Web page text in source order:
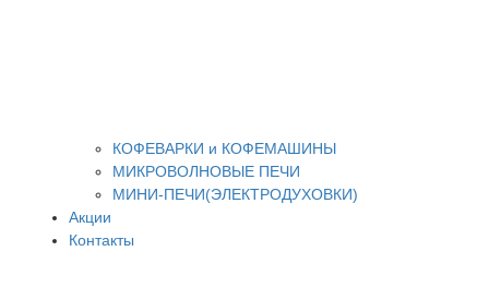
КОФЕВАРКИ и КОФЕМАШИНЫ
МИКРОВОЛНОВЫЕ ПЕЧИ
МИНИ-ПЕЧИ(ЭЛЕКТРОДУХОВКИ)
Акции
Контакты